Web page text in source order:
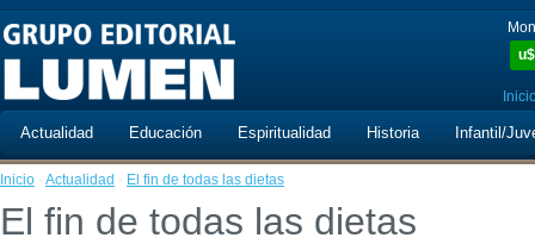
u$
Actualidad Educación Espiritualidad Historia Infantil/
Inicio · Actualidad · El fin de todas las dietas
El fin de todas las dietas